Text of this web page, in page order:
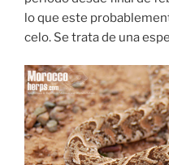
lo que este
celo. Se trata de una